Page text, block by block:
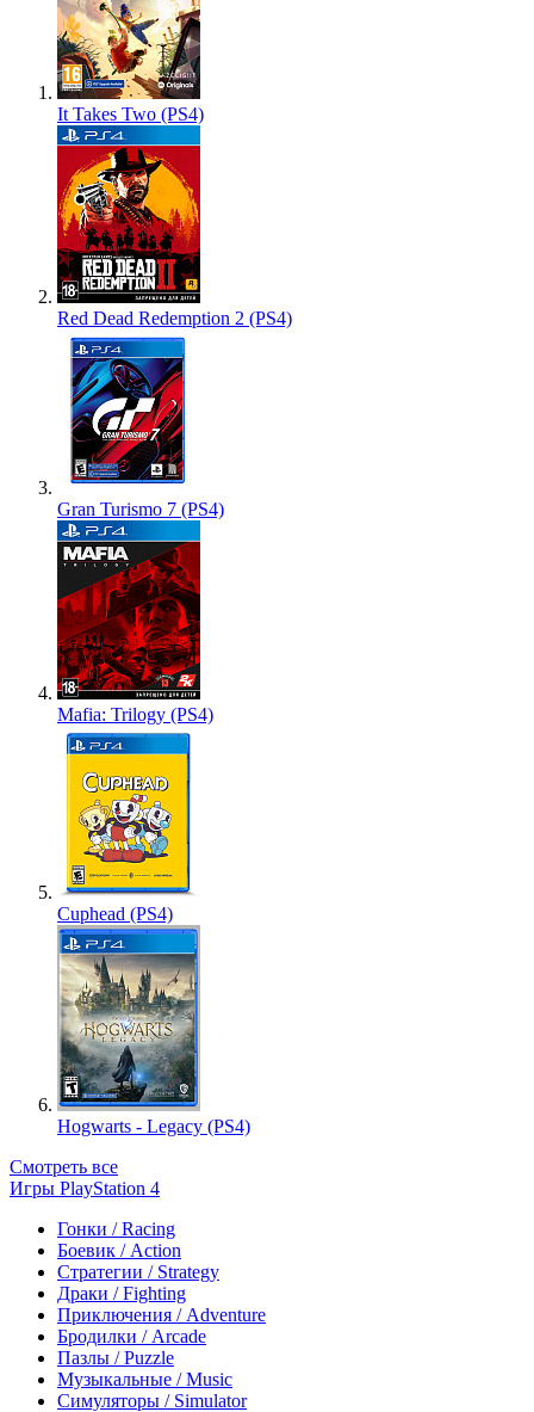
It Takes Two (PS4)
Red Dead Redemption 2 (PS4)
Gran Turismo 7 (PS4)
Mafia: Trilogy (PS4)
Cuphead (PS4)
Hogwarts - Legacy (PS4)
Смотреть все
Игры PlayStation 4
Гонки / Racing
Боевик / Action
Стратегии / Strategy
Драки / Fighting
Приключения / Adventure
Бродилки / Arcade
Пазлы / Puzzle
Музыкальные / Music
Симуляторы / Simulator